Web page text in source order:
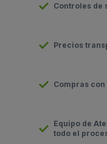
Controles de
Precios
Compras
Equipo de
todo el